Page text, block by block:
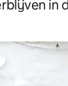
in